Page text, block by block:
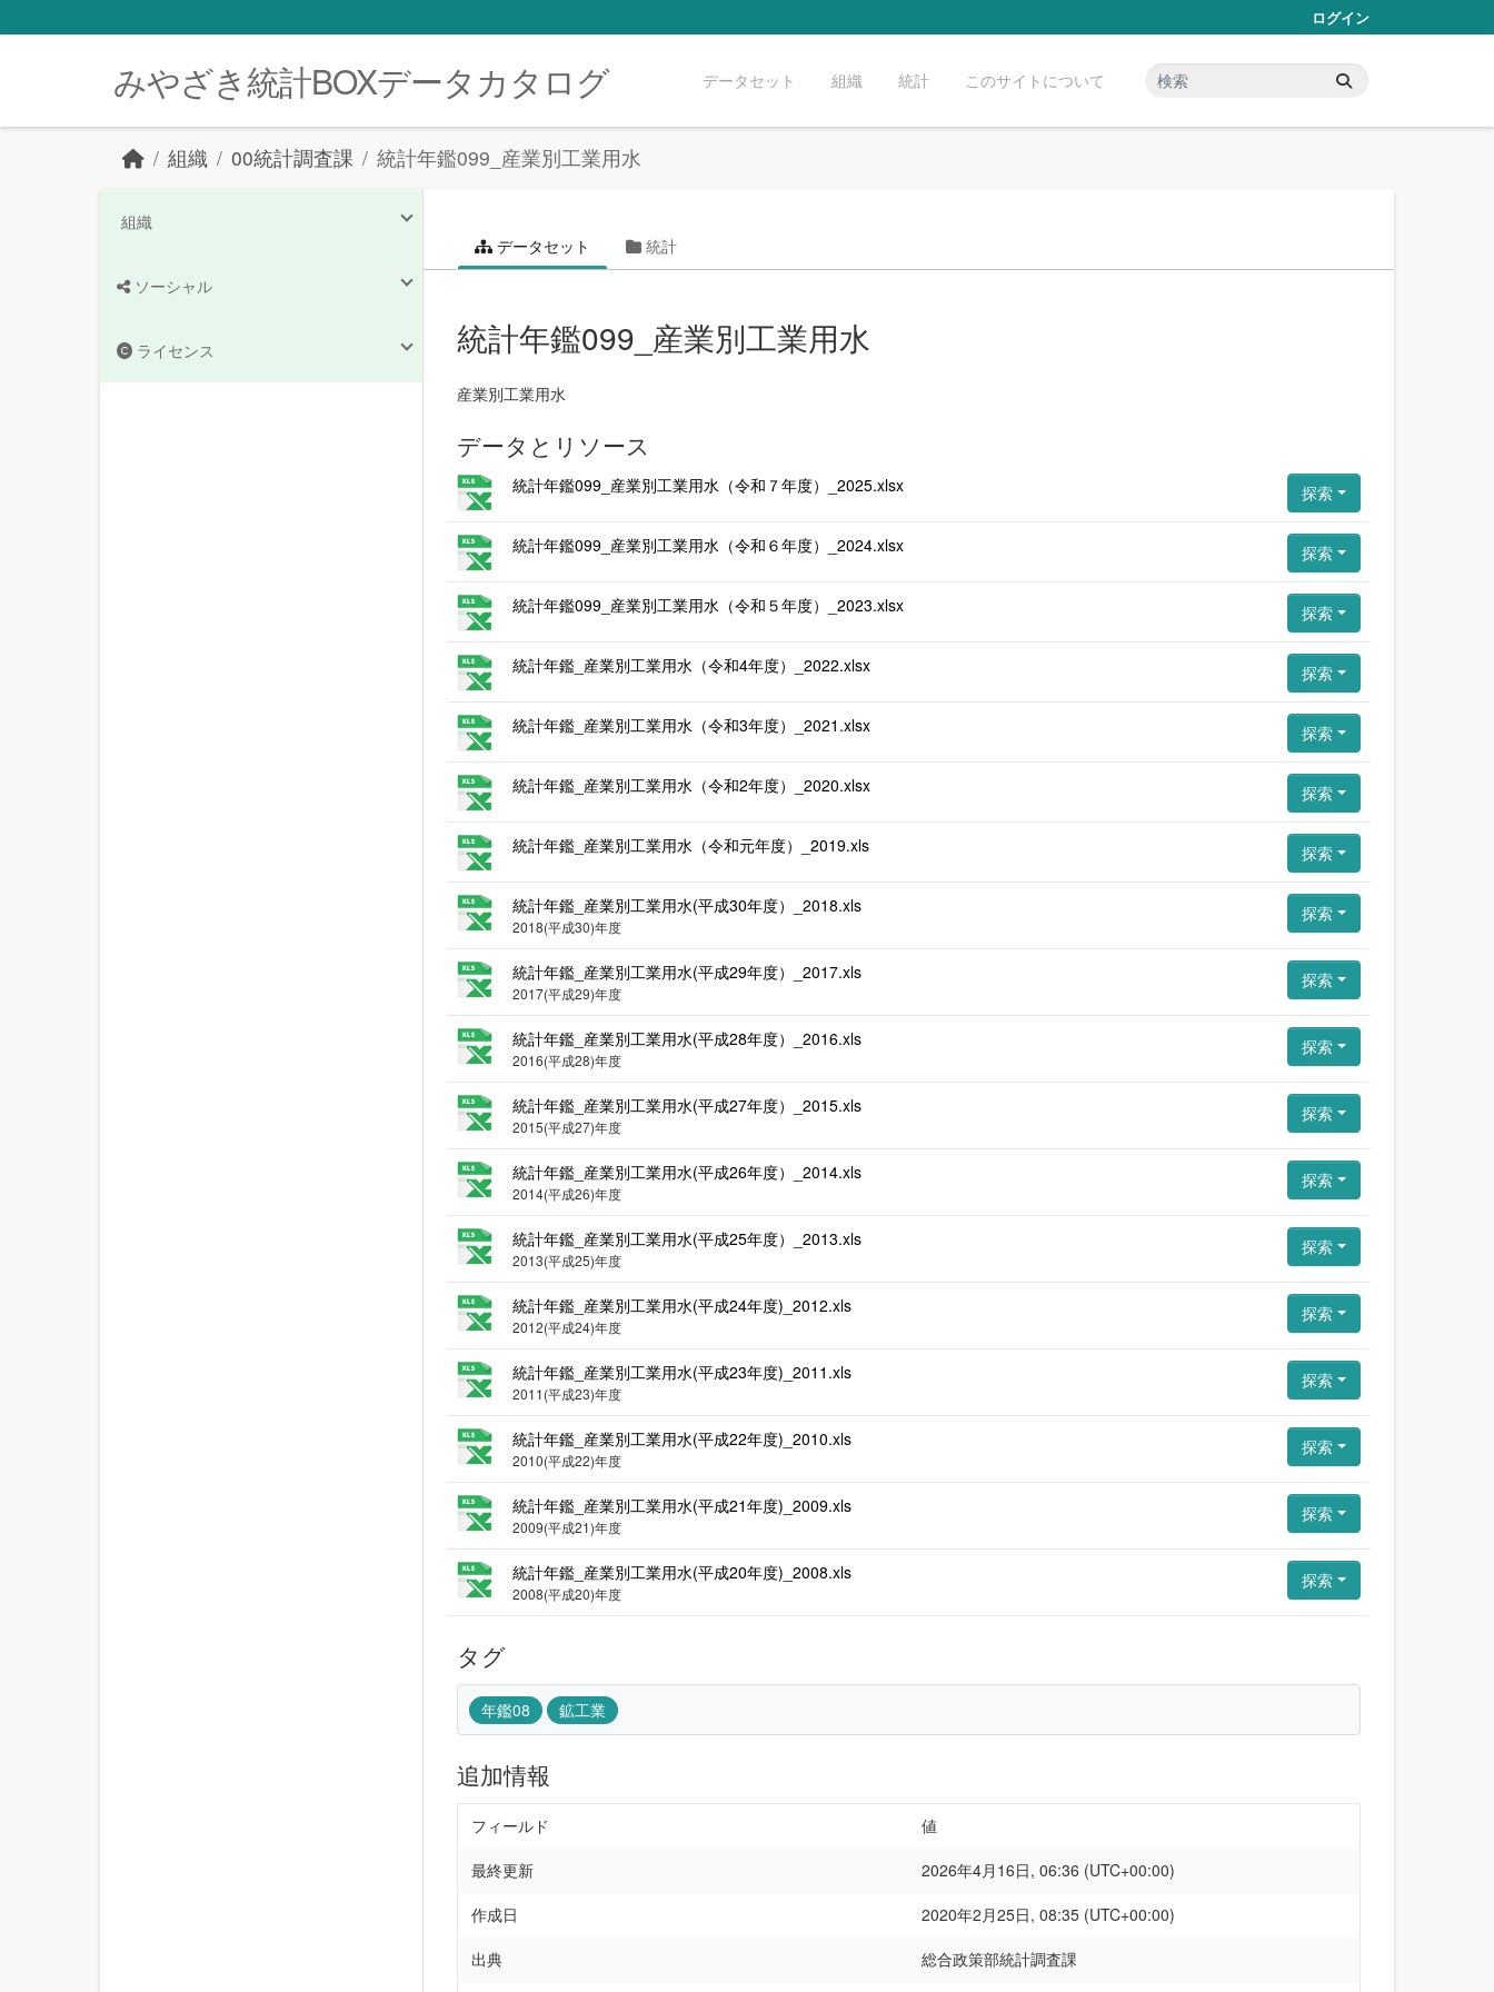
ログイン
みやざき統計BOXデータカタログ データセット 組織 統計 このサイトについて
組織 00統計調査課 統計年鑑099_産業別工業用水
組織
ソーシャル
ライセンス
データセット 統計
統計年鑑099_産業別工業用水
産業別工業用水
データとリソース
統計年鑑099_産業別工業用水（令和７年度）_2025.xlsx 探索
統計年鑑099_産業別工業用水（令和６年度）_2024.xlsx 探索
統計年鑑099_産業別工業用水（令和５年度）_2023.xlsx 探索
統計年鑑_産業別工業用水（令和4年度）_2022.xlsx 探索
統計年鑑_産業別工業用水（令和3年度）_2021.xlsx 探索
統計年鑑_産業別工業用水（令和2年度）_2020.xlsx 探索
統計年鑑_産業別工業用水（令和元年度）_2019.xls 探索
統計年鑑_産業別工業用水(平成30年度）_2018.xls
2018(平成30)年度
探索
統計年鑑_産業別工業用水(平成29年度）_2017.xls
2017(平成29)年度
探索
統計年鑑_産業別工業用水(平成28年度）_2016.xls
2016(平成28)年度
探索
統計年鑑_産業別工業用水(平成27年度）_2015.xls
2015(平成27)年度
探索
統計年鑑_産業別工業用水(平成26年度）_2014.xls
2014(平成26)年度
探索
統計年鑑_産業別工業用水(平成25年度）_2013.xls
2013(平成25)年度
探索
統計年鑑_産業別工業用水(平成24年度)_2012.xls
2012(平成24)年度
探索
統計年鑑_産業別工業用水(平成23年度)_2011.xls
2011(平成23)年度
探索
統計年鑑_産業別工業用水(平成22年度)_2010.xls
2010(平成22)年度
探索
統計年鑑_産業別工業用水(平成21年度)_2009.xls
2009(平成21)年度
探索
統計年鑑_産業別工業用水(平成20年度)_2008.xls
2008(平成20)年度
探索
タグ
年鑑08 鉱工業
追加情報
フィールド
値
最終更新
2026年4月16日, 06:36 (UTC+00:00)
作成日
2020年2月25日, 08:35 (UTC+00:00)
出典
総合政策部統計調査課